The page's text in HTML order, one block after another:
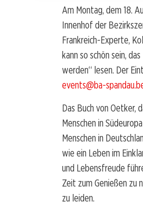
Am Montag, dem 18.
Innenhof der
Frankreich-Experte,
kann so schön sein,
werden“ lesen. Der
events@ba-
Das Buch von Oetker,
Menschen in
Menschen in
wie ein Leben im
und Lebensfreude
Zeit zum Genießen zu
zu leiden.